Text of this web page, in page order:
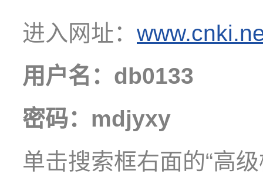
进入网址：
用户名：db0133
密码：mdjyxy
单击搜索框右面的“高